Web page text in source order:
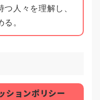
人々を理解し、
る。
ションポリシー